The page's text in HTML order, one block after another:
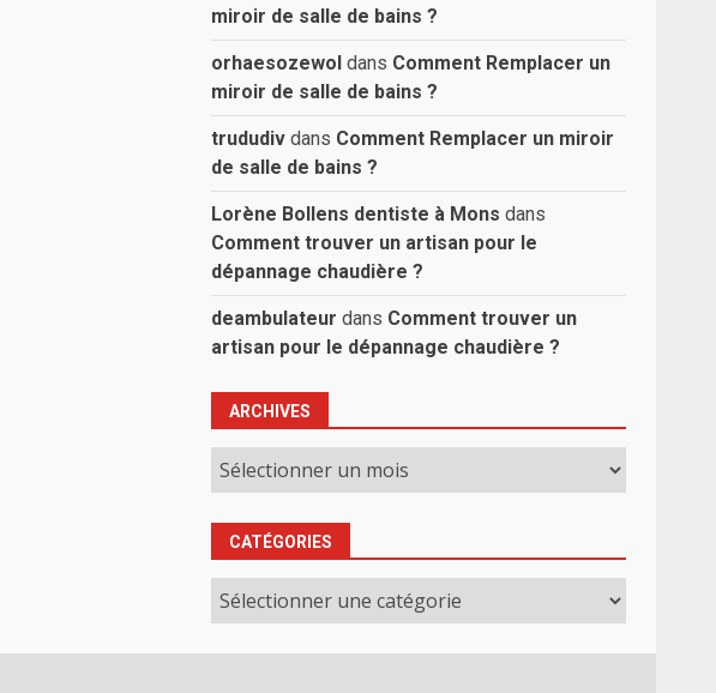
miroir de salle de bains ?
orhaesozewol dans Comment Remplacer un
miroir de salle de bains ?
trududiv dans Comment Remplacer un miroir
de salle de bains ?
Lorène Bollens dentiste à Mons dans
Comment trouver un artisan pour le
dépannage chaudière ?
deambulateur dans Comment trouver un
artisan pour le dépannage chaudière ?
ARCHIVES
Archives
CATÉGORIES
Catégories